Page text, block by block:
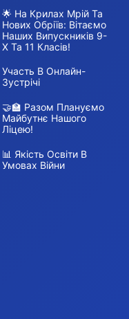
🌟 На Крилах Мрій Та
Нових Обріїв: Вітаємо
Наших Випускників 9-
Х Та 11 Класів!
Участь В Онлайн-
Зустрічі
🤝🏫 Разом Плануємо
Майбутнє Нашого
Ліцею!
📊 Якість Освіти В
Умовах Війни